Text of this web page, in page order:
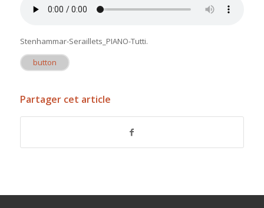
Stenhammar-Seraillets_PIANO-Tutti.
button
Partager cet article